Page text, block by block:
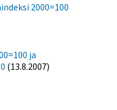
2000=100
ja
(13.8.2007)